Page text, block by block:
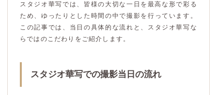
スタジオ華写では、皆様の大切な一日を最高な形で彩る
ため、ゆったりとした時間の中で撮影を行っています。
この記事では、当日の具体的な流れと、スタジオ華写な
らではのこだわりをご紹介します。
スタジオ華写での撮影当日の流れ